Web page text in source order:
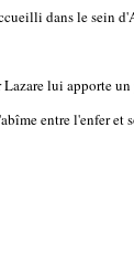
dans le sein
lui apporte
entre l'enfer et